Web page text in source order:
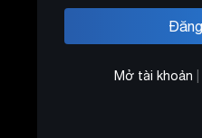
Mở tài khoản